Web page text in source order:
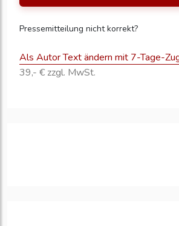
Pressemitteilung nicht korrekt?
Als Autor Text ändern mit 7-Tage-
39,- € zzgl. MwSt.